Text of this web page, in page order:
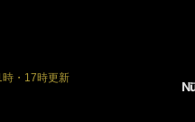
・17時更新